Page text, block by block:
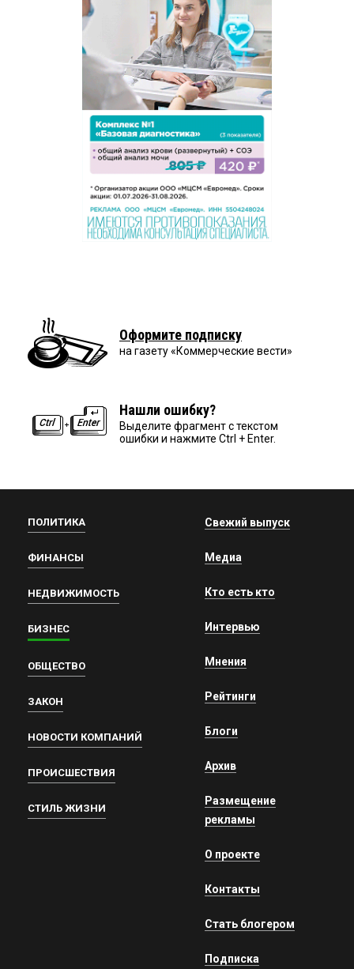
Оформите подписку
на газету «Коммерческие вести»
Нашли ошибку?
Выделите фрагмент с текстом
ошибки и нажмите Ctrl + Enter.
ПОЛИТИКА
ФИНАНСЫ
НЕДВИЖИМОСТЬ
БИЗНЕС
ОБЩЕСТВО
ЗАКОН
НОВОСТИ КОМПАНИЙ
ПРОИСШЕСТВИЯ
СТИЛЬ ЖИЗНИ
Свежий выпуск
Медиа
Кто есть кто
Интервью
Мнения
Рейтинги
Блоги
Архив
Размещение
рекламы
О проекте
Контакты
Стать блогером
Подписка